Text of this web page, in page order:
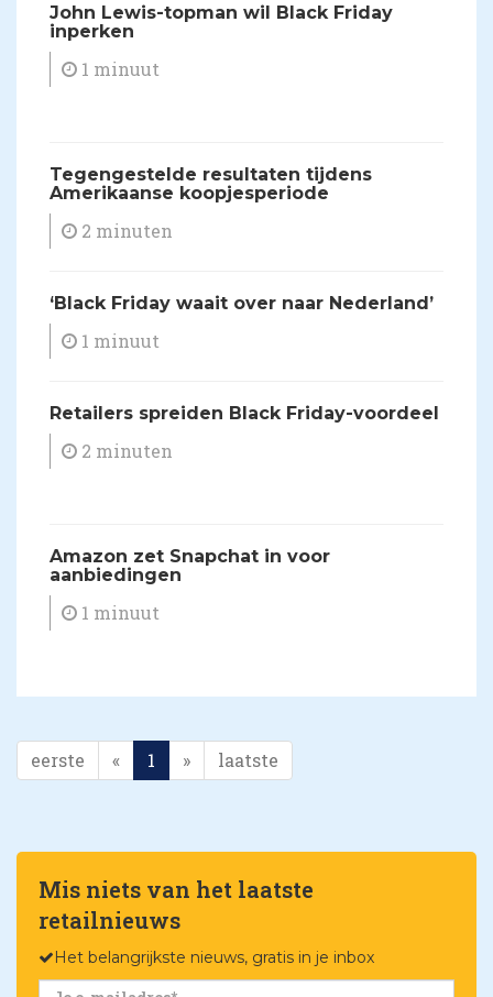
John Lewis-topman wil Black Friday
inperken
1 minuut
Tegengestelde resultaten tijdens
Amerikaanse koopjesperiode
2 minuten
‘Black Friday waait over naar Nederland’
1 minuut
Retailers spreiden Black Friday-voordeel
2 minuten
Amazon zet Snapchat in voor
aanbiedingen
1 minuut
eerste « 1 » laatste
Mis niets van het laatste
retailnieuws
Het belangrijkste nieuws, gratis in je inbox